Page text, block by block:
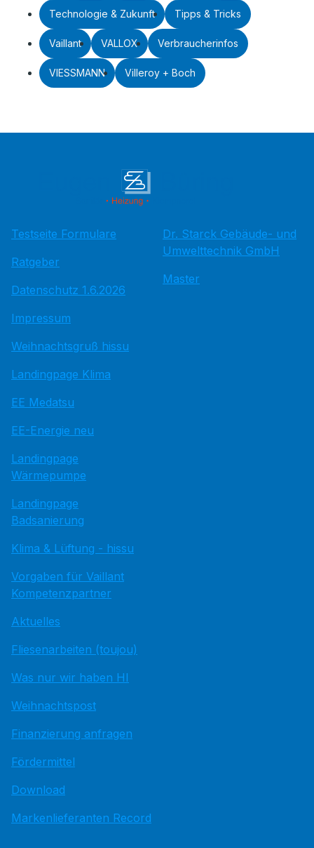
Technologie & Zukunft Tipps & Tricks
Vaillant VALLOX Verbraucherinfos
VIESSMANN Villeroy + Boch
Testseite Formulare
Ratgeber
Datenschutz 1.6.2026
Impressum
Weihnachtsgruß hissu
Landingpage Klima
EE Medatsu
EE-Energie neu
Landingpage
Wärmepumpe
Landingpage
Badsanierung
Klima & Lüftung - hissu
Vorgaben für Vaillant
Kompetenzpartner
Aktuelles
Fliesenarbeiten (toujou)
Was nur wir haben HI
Weihnachtspost
Finanzierung anfragen
Fördermittel
Download
Markenlieferanten Record
Dr. Starck Gebäude- und
Umwelttechnik GmbH
Master